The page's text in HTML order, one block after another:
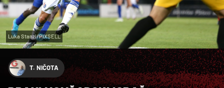
Luka Stanzl/PIXSELL
T. NIČOTA